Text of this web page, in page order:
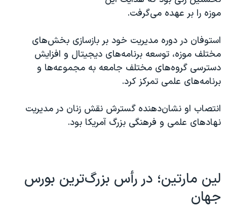
موزه را بر عهده می‌گرفت.
استوفان در دوره مدیریت خود بر بازسازی بخش‌های
مختلف موزه، توسعه برنامه‌های دیجیتال و افزایش
دسترسی گروه‌های مختلف جامعه به مجموعه‌ها و
برنامه‌های علمی تمرکز کرد.
انتصاب او نشان‌دهنده گسترش نقش زنان در مدیریت
نهادهای علمی و فرهنگی بزرگ آمریکا بود.
لین مارتین؛ در رأس بزرگ‌ترین بورس
جهان